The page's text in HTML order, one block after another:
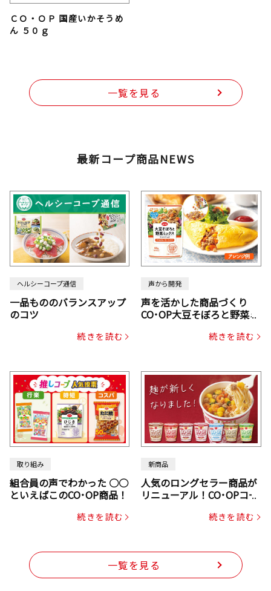
ＣＯ・ＯＰ 国産いかそうめ
ん ５０ｇ
一覧を見る
最新コープ商品NEWS
ヘルシーコープ通信
一品もののバランスアップ
のコツ
続きを読む
声から開発
声を活かした商品づくり
CO･OP大豆そぼろと野菜ミ
じん・コーン入り）続きを読む
取り組み
組合員の声でわかった ○○
といえばこのCO･OP商品！
続きを読む
新商品
人気のロングセラー商品が
リニューアル！CO･OPコー
続きを読む
一覧を見る